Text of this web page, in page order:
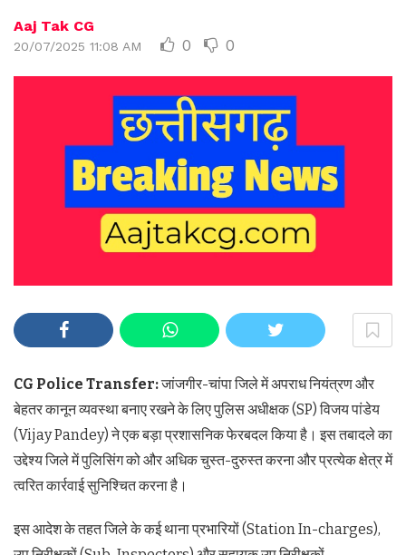
Aaj Tak CG
20/07/2025 11:08 AM 0 0
CG Police Transfer:जांजगीर-चांपा जिले में अपराध नियंत्रण और
बेहतर कानून व्यवस्था बनाए रखने के लिए पुलिस अधीक्षक (SP) विजय पांडेय
(Vijay Pandey) ने एक बड़ा प्रशासनिक फेरबदल किया है। इस तबादले का
उद्देश्य जिले में पुलिसिंग को और अधिक चुस्त-दुरुस्त करना और प्रत्येक क्षेत्र में
त्वरित कार्रवाई सुनिश्चित करना है।
इस आदेश के तहत जिले के कई थाना प्रभारियों (Station In-charges),